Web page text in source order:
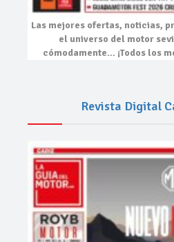
Las mejores ofertas, noticias,
el universo del motor
cómodamente… ¡Todos los
Revista Digital